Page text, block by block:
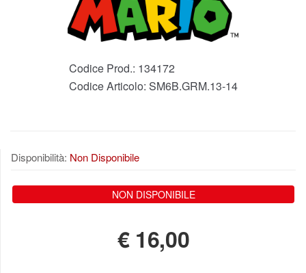
Codice Prod.: 134172
Codice Articolo: SM6B.GRM.13-14
Disponibilità: Non Disponibile
NON DISPONIBILE
€ 16,00